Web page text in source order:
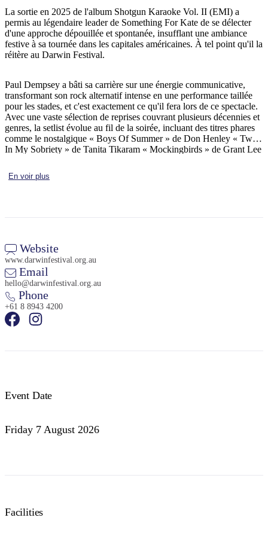
Rechercher:
Sign
up
La sortie en 2025 de l'album Shotgun Karaoke Vol. II (EMI) a
permis au légendaire leader de Something For Kate de se délecter
d'une approche dépouillée et spontanée, insufflant une ambiance
festive à sa tournée dans les capitales américaines. À tel point qu'il la
réitère au Darwin Festival.
Paul Dempsey a bâti sa carrière sur une énergie communicative,
transformant son rock alternatif intense en une performance taillée
pour les stades, et c'est exactement ce qu'il fera lors de ce spectacle.
Avec une vaste sélection de reprises couvrant plusieurs décennies et
genres, la setlist évolue au fil de la soirée, incluant des titres phares
comme le nostalgique « Boys Of Summer » de Don Henley « Twist
In My Sobriety » de Tanita Tikaram « Mockingbirds » de Grant Lee
de David Bowie. et le tube de 1989 du groupe australien Max Q «
Way of the World ».
En voir plus
Website
www.darwinfestival.org.au
Email
hello@darwinfestival.org.au
Phone
+61 8 8943 4200
Event Date
Friday 7 August 2026
Facilities